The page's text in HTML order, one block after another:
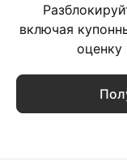
включая
оценку